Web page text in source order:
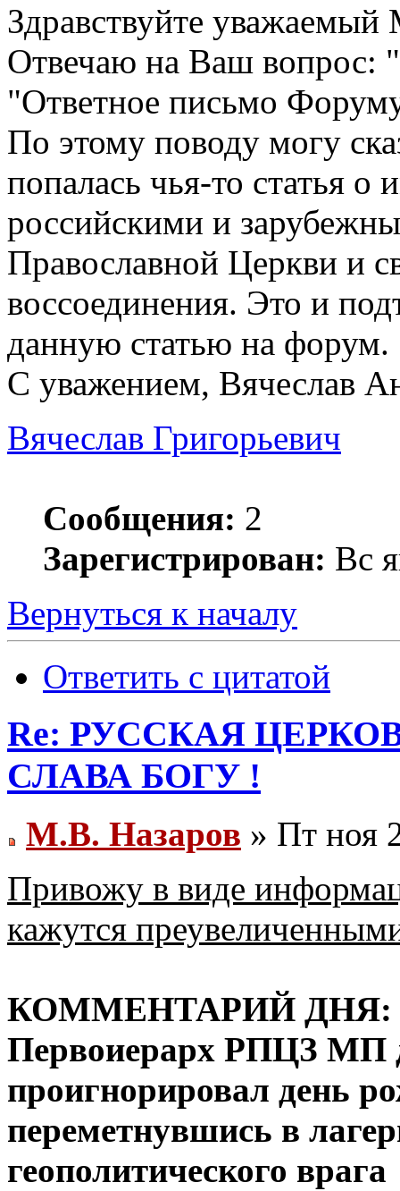
Здравствуйте
Отвечаю на Ваш вопрос:
"Ответное письмо
По этому поводу могу
попалась чья-то статья
российскими и
Православной Церкви и
воссоединения. Это и
данную статью на форум.
С уважением, Вячеслав
Вячеслав Григорьевич
Сообщения: 2
Зарегистрирован: Вс
Вернуться к началу
Ответить с цитатой
Re: РУССКАЯ
СЛАВА БОГУ !
М.В. Назаров » Пт ноя
Привожу в виде
кажутся
КОММЕНТАРИЙ ДНЯ:
Первоиерарх РПЦЗ МП
проигнорировал день
переметнувшись в
геополитического врага